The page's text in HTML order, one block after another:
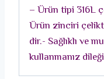
– Ürün tipi 316L
Ürün zinciri
dir.- Sağlıklı ve
kullanmanız